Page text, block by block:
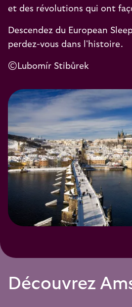
et des révolutions qui ont
Descendez du European
perdez-vous dans l'histoire.
©Lubomír Stibůrek
Découvrez